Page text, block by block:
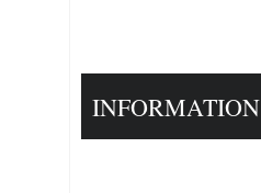
INFORMATION